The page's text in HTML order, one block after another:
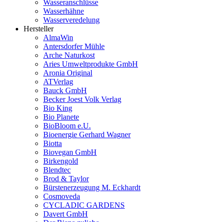
Wasseranschlüsse
Wasserhähne
Wasserveredelung
Hersteller
AlmaWin
Antersdorfer Mühle
Arche Naturkost
Aries Umweltprodukte GmbH
Aronia Original
ATVerlag
Bauck GmbH
Becker Joest Volk Verlag
Bio King
Bio Planete
BioBloom e.U.
Bioenergie Gerhard Wagner
Biotta
Biovegan GmbH
Birkengold
Blendtec
Brod & Taylor
Bürstenerzeugung M. Eckhardt
Cosmoveda
CYCLADIC GARDENS
Davert GmbH